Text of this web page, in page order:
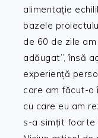
alimentație
bazele
de 60 de zile
adăugat”, însă
experiență
care am făcut-o
cu care eu am
s-a simțit foarte